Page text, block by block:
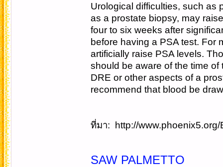
Urological difficulties, such as
as a prostate biopsy, may
four to six weeks after
before having a PSA test. For
artificially raise PSA levels.
should be aware of the time
DRE or other aspects of a
recommend that blood be
ที่มา: http://
SAW PALMETTO